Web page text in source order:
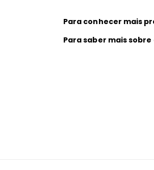
Para conhecer mais
Para saber mais